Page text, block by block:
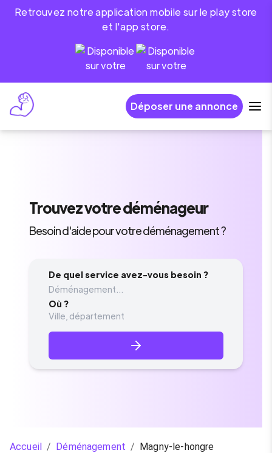
Retrouvez notre application mobile sur le play store
et l'app store.
Déposer une annonce
Trouvezvotre déménageur
Besoin d'aide pour votre déménagement ?
De quel service avez-vous besoin ?
Déménagement...
Où ?
Accueil / Déménagement / Magny-le-hongre